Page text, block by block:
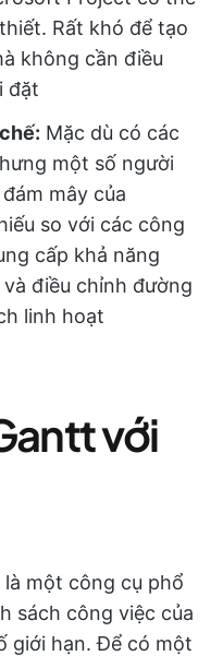
Rất khó để tạo
không cần điều
đặt
Mặc dù có các
một số người
mây của
so với các công
cấp khả năng
điều chỉnh đường
linh hoạt
với
một công cụ phổ
sách công việc của
giới hạn. Để có một